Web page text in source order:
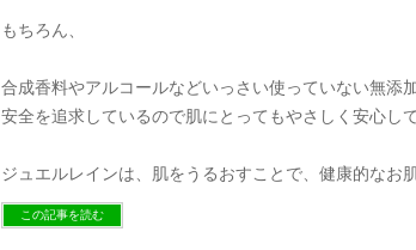
もちろん、
合成香料やアルコールなどいっさい使っていない無添
安全を追求しているので肌にとってもやさしく安心し
ジュエルレインは、肌をうるおすことで、健康的なお
この記事を読む